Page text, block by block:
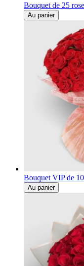
Bouquet de 25
Au panier
Bouquet VIP de
Au panier